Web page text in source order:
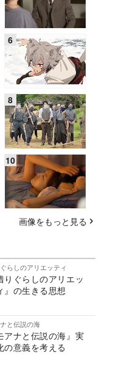
画像をもっと見る
らしのアリエッティ
りぐらしのアリエッ
』の生きる思想
と伝説の海
アナと伝説の海』実
の意義を考える